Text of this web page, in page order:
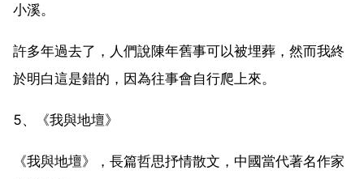
小溪。
許多年過去了，人們說陳年舊事可以被埋葬，然而我終
於明白這是錯的，因為往事會自行爬上來。
5、《我與地壇》
《我與地壇》，長篇哲思抒情散文，中國當代著名作家